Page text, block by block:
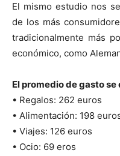
El mismo estudio nos
de los más
tradicionalmente más
económico, como
El promedio de gasto
• Regalos: 262 euros
• Alimentación: 198
• Viajes: 126 euros
• Ocio: 69 eros